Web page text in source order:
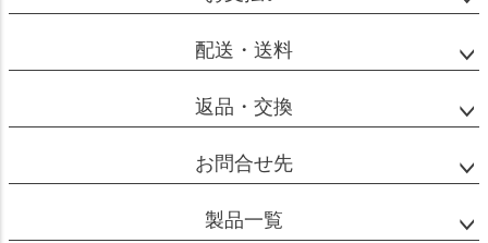
配送・送料
返品・交換
お問合せ先
製品一覧